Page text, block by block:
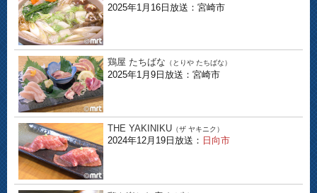
2025年1月16日放送：宮崎市
鶏屋 たちばな （とりや たちばな）
2025年1月9日放送：宮崎市
THE YAKINIKU （ザ ヤキニク）
2024年12月19日放送： 日向市